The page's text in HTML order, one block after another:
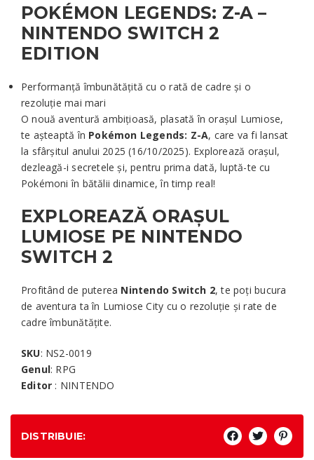
POKÉMON LEGENDS: Z-A –
NINTENDO SWITCH 2
EDITION
Performanță îmbunătățită cu o rată de cadre și o
rezoluție mai mari
O nouă aventură ambițioasă, plasată în orașul Lumiose,
te așteaptă în Pokémon Legends: Z-A, care va fi lansat
la sfârșitul anului 2025 (16/10/2025). Explorează orașul,
dezleagă-i secretele și, pentru prima dată, luptă-te cu
Pokémoni în bătălii dinamice, în timp real!
EXPLOREAZĂ ORAȘUL
LUMIOSE PE NINTENDO
SWITCH 2
Profitând de puterea Nintendo Switch 2, te poți bucura
de aventura ta în Lumiose City cu o rezoluție și rate de
cadre îmbunătățite.
SKU: NS2-0019
Genul: RPG
Editor : NINTENDO
DISTRIBUIE: